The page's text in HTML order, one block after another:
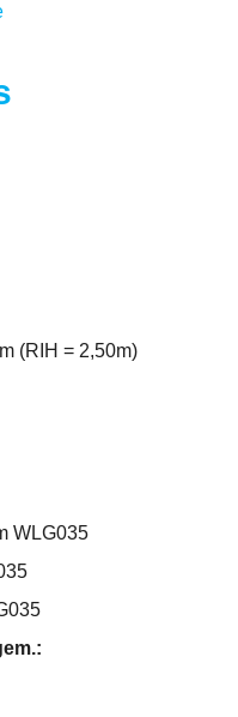
(RIH = 2,50m)
WLG035